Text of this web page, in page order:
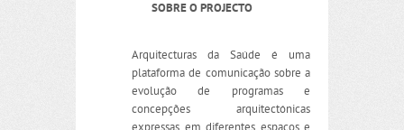
SOBRE O PROJECTO
Arquitecturas da Saúde é uma
plataforma de comunicação sobre a
evolução de programas e
concepções arquitectónicas